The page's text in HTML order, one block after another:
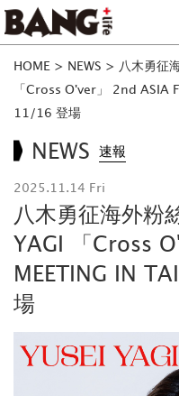
HOME > NEWS > 八木勇征
「Cross O'ver」 2nd ASIA
11/16 登場
NEWS 速報
2025.11.14 Fri
八木勇征海外粉
YAGI 「Cross
MEETING IN
場